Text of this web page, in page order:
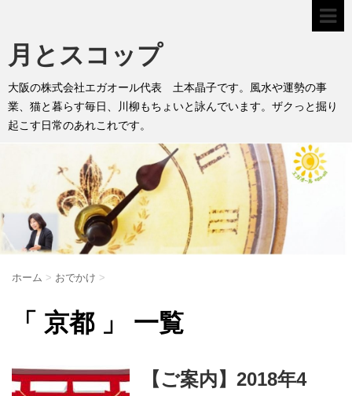
月とスコップ
大阪の株式会社エガオール代表 土本晶子です。風水や運勢の事
業、猫と暮らす毎日、川柳もちょいと詠んでいます。ザクっと掘り
起こす日常のあれこれです。
ホーム > おでかけ >
「 京都 」 一覧
【ご案内】2018年4